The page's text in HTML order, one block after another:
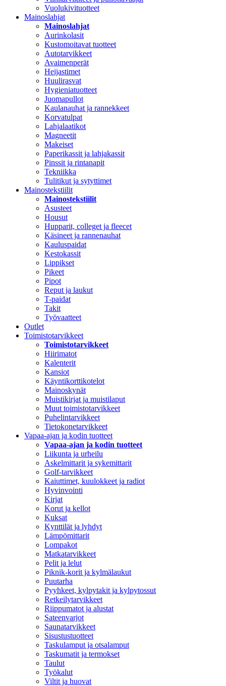
Vuolukivituotteet
Mainoslahjat
Mainoslahjat
Aurinkolasit
Kustomoitavat tuotteet
Autotarvikkeet
Avaimenperät
Heijastimet
Huulirasvat
Hygieniatuotteet
Juomapullot
Kaulanauhat ja rannekkeet
Korvatulpat
Lahjalaatikot
Magneetit
Makeiset
Paperikassit ja lahjakassit
Pinssit ja rintanapit
Tekniikka
Tulitikut ja sytyttimet
Mainostekstiilit
Mainostekstiilit
Asusteet
Housut
Hupparit, colleget ja fleecet
Käsineet ja rannenauhat
Kauluspaidat
Kestokassit
Lippikset
Pikeet
Pipot
Reput ja laukut
T-paidat
Takit
Työvaatteet
Outlet
Toimistotarvikkeet
Toimistotarvikkeet
Hiirimatot
Kalenterit
Kansiot
Käyntikorttikotelot
Mainoskynät
Muistikirjat ja muistilaput
Muut toimistotarvikkeet
Puhelintarvikkeet
Tietokonetarvikkeet
Vapaa-ajan ja kodin tuotteet
Vapaa-ajan ja kodin tuotteet
Liikunta ja urheilu
Askelmittarit ja sykemittarit
Golf-tarvikkeet
Kaiuttimet, kuulokkeet ja radiot
Hyvinvointi
Kirjat
Korut ja kellot
Kuksat
Kynttilät ja lyhdyt
Lämpömittarit
Lompakot
Matkatarvikkeet
Pelit ja lelut
Piknik-korit ja kylmälaukut
Puutarha
Pyyhkeet, kylpytakit ja kylpytossut
Retkeilytarvikkeet
Riippumatot ja alustat
Sateenvarjot
Saunatarvikkeet
Sisustustuotteet
Taskulamput ja otsalamput
Taskumatit ja termokset
Taulut
Työkalut
Viltit ja huovat